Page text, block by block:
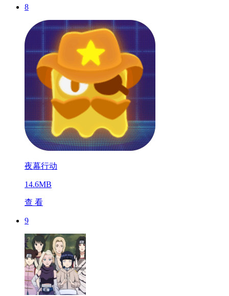
8
夜幕行动
14.6MB
查 看
9